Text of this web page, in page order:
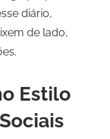
diário,
de lado,
Estilo